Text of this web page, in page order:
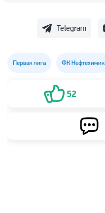
Telegram
Первая лига ФК Нефтехимик
52